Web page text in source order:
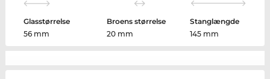
Glasstørrelse
56 mm
Broens størrelse
20 mm
Stanglængde
145 mm